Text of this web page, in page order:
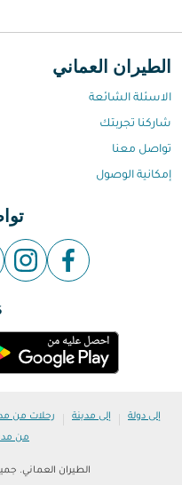
الطيران العماني
الاسئلة الشائعة
شاركنا تجربتك
تواصل معنا
إمكانية الوصول
إلى دولة | إلى مدينة | رحلات من
من
الطيران العماني.